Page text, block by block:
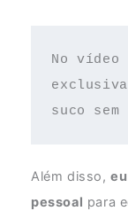
No
suco
Além disso,
pessoal para